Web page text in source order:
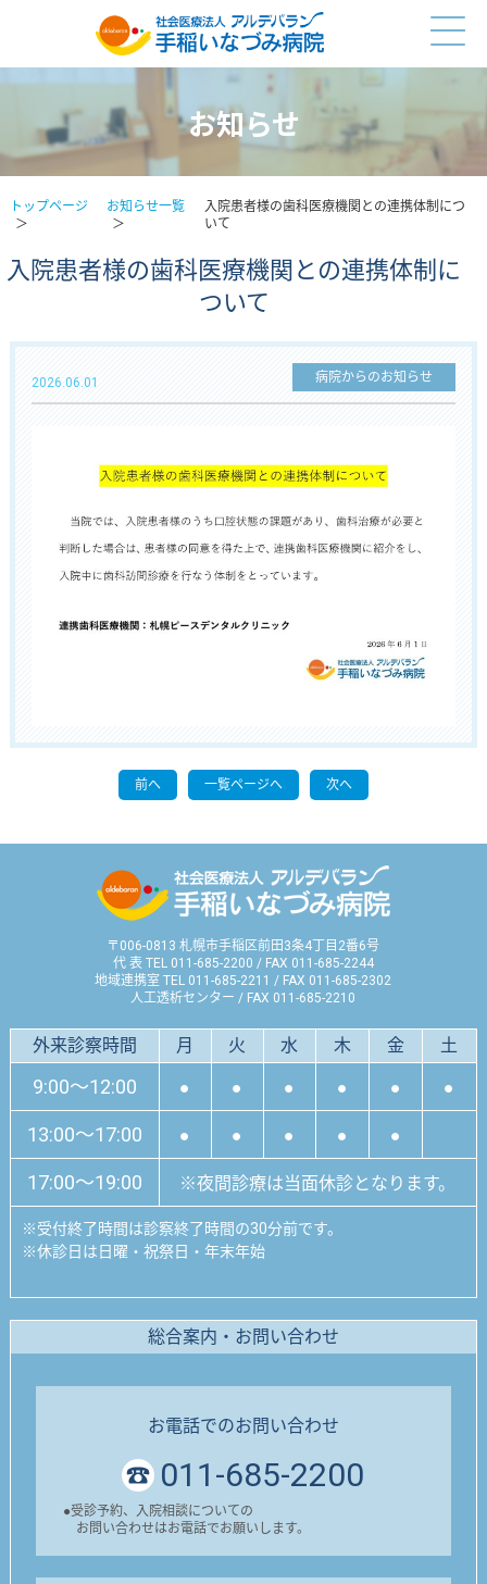
お知らせ
トップページ お知らせ一覧
入院患者様の歯科医療機関との連携体制につ
いて
入院患者様の歯科医療機関との連携体制に
ついて
2026.06.01 病院からのお知らせ
前へ 一覧ページへ 次へ
〒006-0813 札幌市手稲区前田3条4丁目2番6号
代 表 TEL 011-685-2200 / FAX 011-685-2244
地域連携室 TEL 011-685-2211 / FAX 011-685-2302
人工透析センター / FAX 011-685-2210
外来診察時間 月 火 水 木 金 土
9:00～12:00 ● ● ● ● ● ●
13:00～17:00 ● ● ● ● ●
17:00～19:00 ※夜間診療は当面休診となります。
※受付終了時間は診察終了時間の30分前です。
※休診日は日曜・祝祭日・年末年始
総合案内・お問い合わせ
お電話でのお問い合わせ
011-685-2200
●受診予約、入院相談についての
お問い合わせはお電話でお願いします。